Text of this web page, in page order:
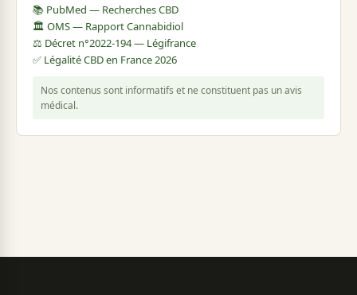
📚 PubMed — Recherches CBD
🏛️ OMS — Rapport Cannabidiol
⚖️ Décret n°2022-194 — Légifrance
✅ Légalité CBD en France 2026
Nos contenus sont informatifs et ne constituent pas un avis
médical.